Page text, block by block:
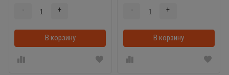
- +
В корзину В корзинке
- +
В корзину